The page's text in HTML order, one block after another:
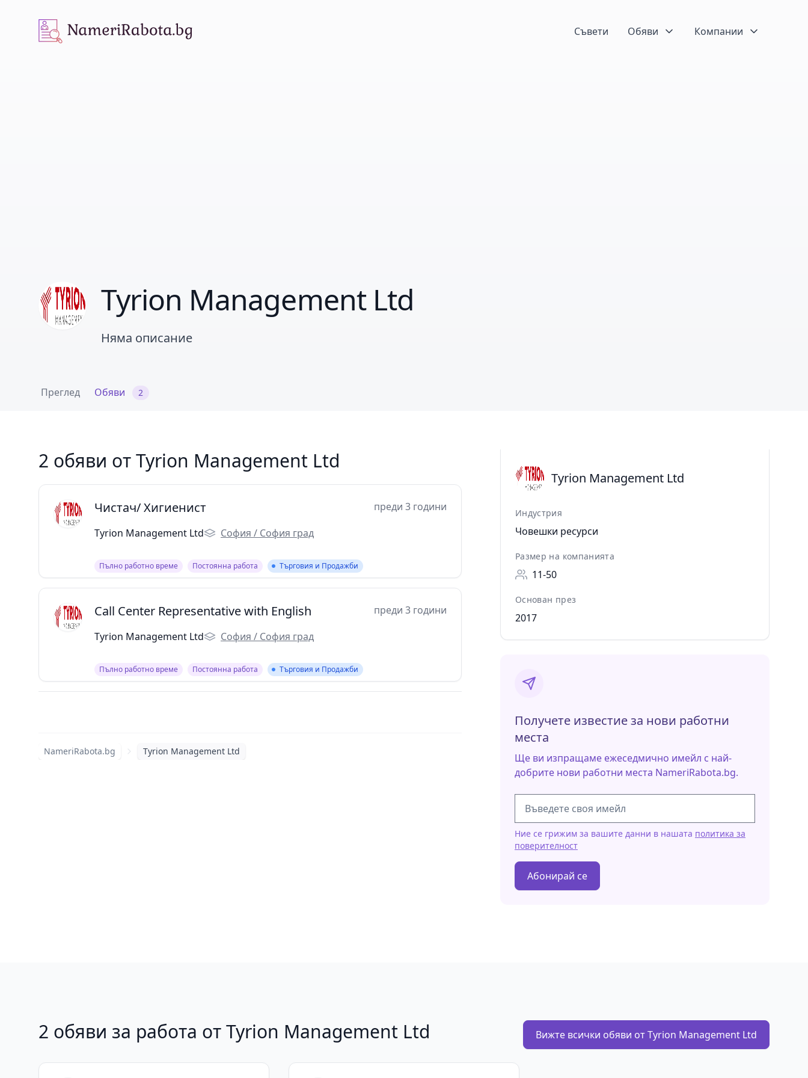
NameriRabota.bg Съвети Обяви Компании
Tyrion Management Ltd
Няма описание
Преглед Обяви 2
2 обяви от Tyrion Management Ltd
Чистач/ Хигиенист
преди 3 години
Tyrion Management Ltd
София / София град
Пълно работно време Постоянна работа Търговия и Продажби
Call Center Representative with English
преди 3 години
Tyrion Management Ltd
София / София град
Пълно работно време Постоянна работа Търговия и Продажби
NameriRabota.bg Tyrion Management Ltd
Tyrion Management Ltd
Индустрия
Човешки ресурси
Размер на компанията
11-50
Основан през
2017
Получете известие за нови работни
места
Ще ви изпращаме ежеседмично имейл с най-
добрите нови работни места NameriRabota.bg.
Ние се грижим за вашите данни в нашата политика за
поверителност
Абонирай се
2 обяви за работа от Tyrion Management Ltd Вижте всички обяви от Tyrion Management Ltd